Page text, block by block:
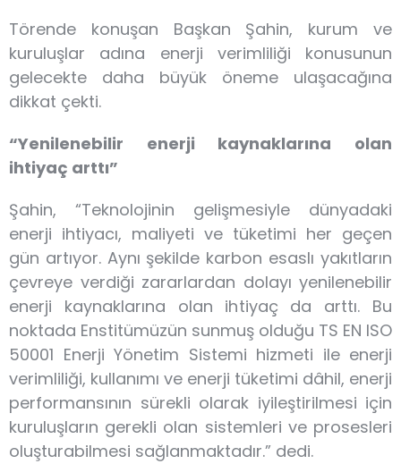
Törende konuşan Başkan Şahin, kurum ve
kuruluşlar adına enerji verimliliği konusunun
gelecekte daha büyük öneme ulaşacağına
dikkat çekti.
“Yenilenebilir enerji kaynaklarına olan
ihtiyaç arttı”
Şahin, “Teknolojinin gelişmesiyle dünyadaki
enerji ihtiyacı, maliyeti ve tüketimi her geçen
gün artıyor. Aynı şekilde karbon esaslı yakıtların
çevreye verdiği zararlardan dolayı yenilenebilir
enerji kaynaklarına olan ihtiyaç da arttı. Bu
noktada Enstitümüzün sunmuş olduğu TS EN ISO
50001 Enerji Yönetim Sistemi hizmeti ile enerji
verimliliği, kullanımı ve enerji tüketimi dâhil, enerji
performansının sürekli olarak iyileştirilmesi için
kuruluşların gerekli olan sistemleri ve prosesleri
oluşturabilmesi sağlanmaktadır.” dedi.